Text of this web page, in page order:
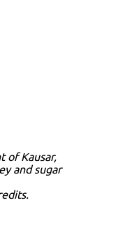
of Kausar,
and sugar